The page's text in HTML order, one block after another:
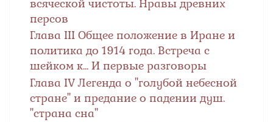
всяческой чистоты. Нравы древних
персов
Глава III Общее положение в Иране и
политика до 1914 года. Встреча с
шейком к... И первые разговоры
Глава IV Легенда о "голубой небесной
стране" и предание о падении душ.
"страна сна"